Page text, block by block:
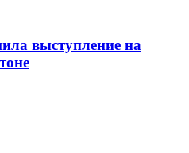
выступление на